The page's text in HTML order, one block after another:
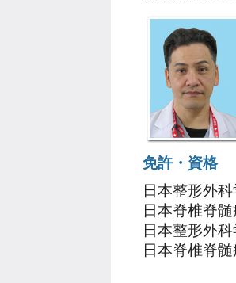
免許・資格
日本整形外
日本脊椎脊
日本整形外
日本脊椎脊